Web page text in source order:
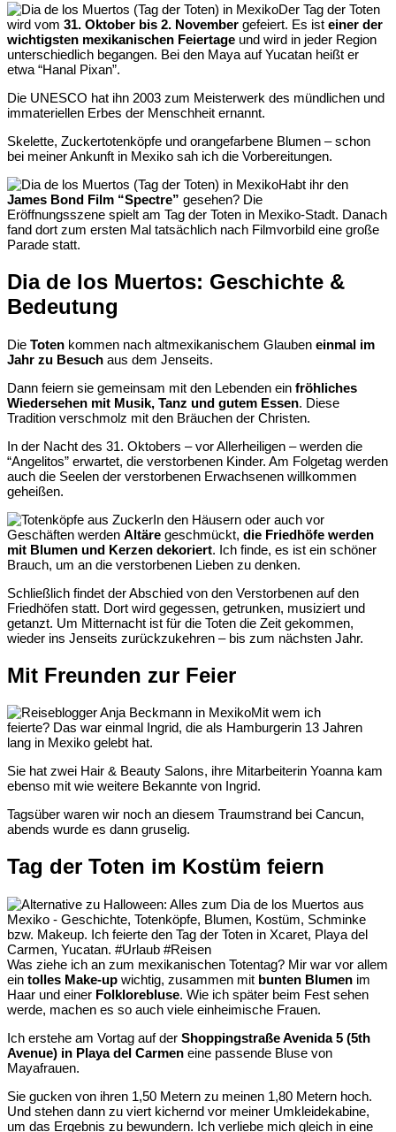
Der Tag der Toten
wird vom 31. Oktober bis 2. November gefeiert. Es ist einer der
wichtigsten mexikanischen Feiertage und wird in jeder Region
unterschiedlich begangen. Bei den Maya auf Yucatan heißt er
etwa “Hanal Pixan”.
Die UNESCO hat ihn 2003 zum Meisterwerk des mündlichen und
immateriellen Erbes der Menschheit ernannt.
Skelette, Zuckertotenköpfe und orangefarbene Blumen – schon
bei meiner Ankunft in Mexiko sah ich die Vorbereitungen.
Habt ihr den
James Bond Film “Spectre” gesehen? Die
Eröffnungsszene spielt am Tag der Toten in Mexiko-Stadt. Danach
fand dort zum ersten Mal tatsächlich nach Filmvorbild eine große
Parade statt.
Dia de los Muertos: Geschichte &
Bedeutung
Die Toten kommen nach altmexikanischem Glauben einmal im
Jahr zu Besuch aus dem Jenseits.
Dann feiern sie gemeinsam mit den Lebenden ein fröhliches
Wiedersehen mit Musik, Tanz und gutem Essen. Diese
Tradition verschmolz mit den Bräuchen der Christen.
In der Nacht des 31. Oktobers – vor Allerheiligen – werden die
“Angelitos” erwartet, die verstorbenen Kinder. Am Folgetag werden
auch die Seelen der verstorbenen Erwachsenen willkommen
geheißen.
In den Häusern oder auch vor
Geschäften werden Altäre geschmückt, die Friedhöfe werden
mit Blumen und Kerzen dekoriert. Ich finde, es ist ein schöner
Brauch, um an die verstorbenen Lieben zu denken.
Schließlich findet der Abschied von den Verstorbenen auf den
Friedhöfen statt. Dort wird gegessen, getrunken, musiziert und
getanzt. Um Mitternacht ist für die Toten die Zeit gekommen,
wieder ins Jenseits zurückzukehren – bis zum nächsten Jahr.
Mit Freunden zur Feier
Mit wem ich
feierte? Das war einmal Ingrid, die als Hamburgerin 13 Jahren
lang in Mexiko gelebt hat.
Sie hat zwei Hair & Beauty Salons, ihre Mitarbeiterin Yoanna kam
ebenso mit wie weitere Bekannte von Ingrid.
Tagsüber waren wir noch an diesem Traumstrand bei Cancun,
abends wurde es dann gruselig.
Tag der Toten im Kostüm feiern
Was ziehe ich an zum mexikanischen Totentag? Mir war vor allem
ein tolles Make-up wichtig, zusammen mit bunten Blumen im
Haar und einer Folklorebluse. Wie ich später beim Fest sehen
werde, machen es so auch viele einheimische Frauen.
Ich erstehe am Vortag auf der Shoppingstraße Avenida 5 (5th
Avenue) in Playa del Carmen eine passende Bluse von
Mayafrauen.
Sie gucken von ihren 1,50 Metern zu meinen 1,80 Metern hoch.
Und stehen dann zu viert kichernd vor meiner Umkleidekabine,
um das Ergebnis zu bewundern. Ich verliebe mich gleich in eine